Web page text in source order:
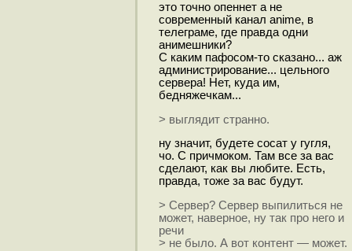
это точно опеннет а не
современный канал anime, в
телеграме, где правда одни
анимешники?
С каким пафосом-то сказано... аж
администрирование... цельного
сервера! Нет, куда им,
бедняжечкам...
> выглядит странно.
ну значит, будете cocaт у гугля,
чо. С причмоком. Там все за вас
сделают, как вы любите. Есть,
правда, тоже за вас будут.
> Сервер? Сервер выпилиться не
может, наверное, ну так про него и
речи
> не было. А вот контент — может.